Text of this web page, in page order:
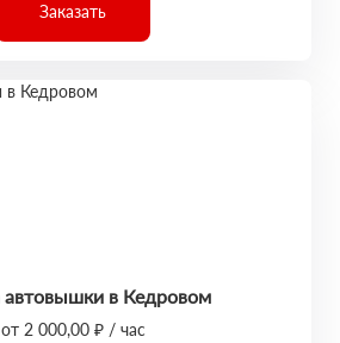
Заказать
в Кедровом
от 2 000,00 ₽ / час